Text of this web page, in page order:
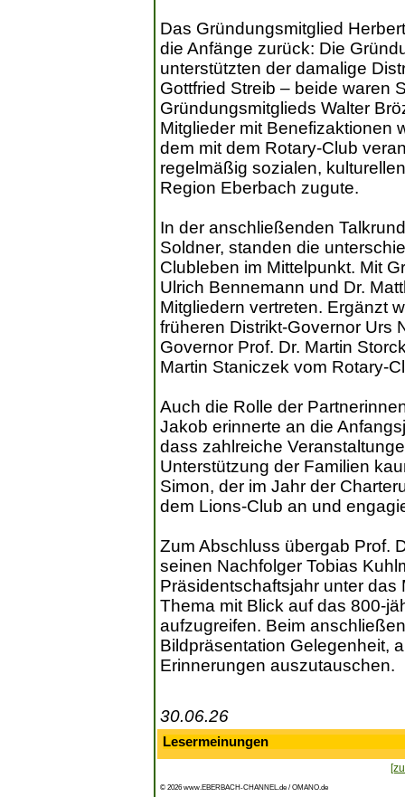
Das Gründungsmitglied
die Anfänge zurück: Die
unterstützten der damalige
Gottfried Streib – beide waren
Gründungsmitglieds Walter
Mitglieder mit Benefizaktionen
dem mit dem Rotary-Club
regelmäßig sozialen,
Region Eberbach zugute.
In der anschließenden
Soldner, standen die
Clubleben im Mittelpunkt. Mit
Ulrich Bennemann und Dr.
Mitgliedern vertreten. Ergänzt
früheren Distrikt-Governor Urs
Governor Prof. Dr. Martin
Martin Staniczek vom Rotary-
Auch die Rolle der
Jakob erinnerte an die
dass zahlreiche
Unterstützung der Familien
Simon, der im Jahr der
dem Lions-Club an und
Zum Abschluss übergab Prof.
seinen Nachfolger Tobias
Präsidentschaftsjahr unter das
Thema mit Blick auf das 800-
aufzugreifen. Beim
Bildpräsentation Gelegenheit,
Erinnerungen auszutauschen.
30.06.26
Lesermeinungen
© 2026 www.EBERBACH-CHANNEL.de / OMANO.de